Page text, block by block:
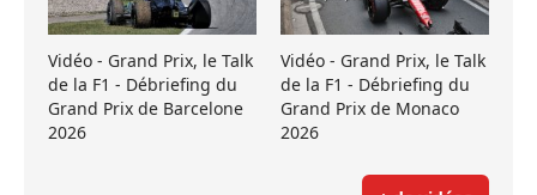
Vidéo - Grand Prix, le Talk
de la F1 - Débriefing du
Grand Prix de Barcelone
2026
Vidéo - Grand Prix, le Talk
de la F1 - Débriefing du
Grand Prix de Monaco
2026